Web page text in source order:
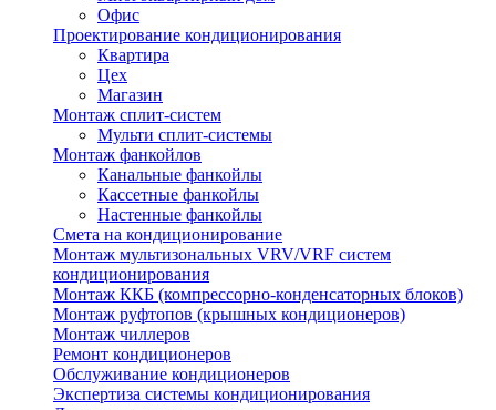
Офис
Проектирование кондиционирования
Квартира
Цех
Магазин
Монтаж сплит-систем
Мульти сплит-системы
Монтаж фанкойлов
Канальные фанкойлы
Кассетные фанкойлы
Настенные фанкойлы
Смета на кондиционирование
Монтаж мультизональных VRV/VRF систем
кондиционирования
Монтаж ККБ (компрессорно-конденсаторных блоков)
Монтаж руфтопов (крышных кондиционеров)
Монтаж чиллеров
Ремонт кондиционеров
Обслуживание кондиционеров
Экспертиза системы кондиционирования